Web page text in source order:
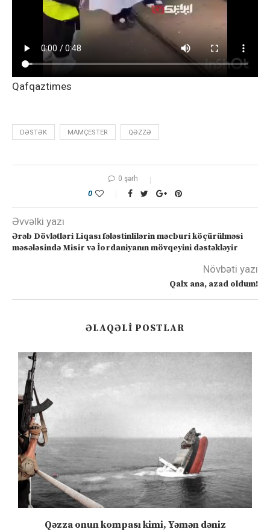
Qafqaztimes
DƏSTƏK MAMÇESTER QƏZZƏ
0 şərh
0
Əvvəlki yazı
Ərəb Dövlətləri Liqası fələstinlilərin məcburi köçürülməsi
məsələsində Misir və İordaniyanın mövqeyini dəstəkləyir
Növbəti yazı
Qalx ana, azad oldum!
ƏLAQƏLI POSTLAR
Qəzza onun kompası kimi, Yəmən dəniz